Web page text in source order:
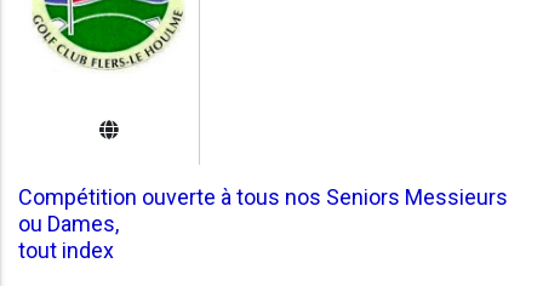
Compétition ouverte à tous nos Seniors Messieurs
ou Dames,
tout index